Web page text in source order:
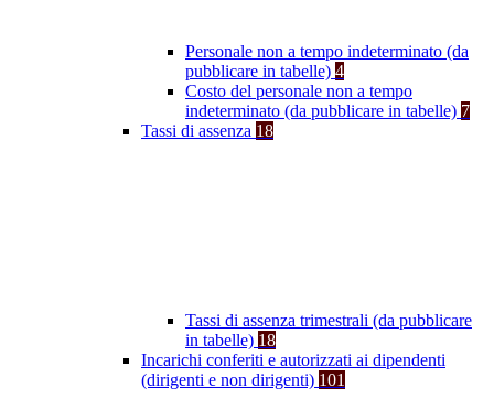
Personale non a tempo indeterminato (da
pubblicare in tabelle) 4
Costo del personale non a tempo
indeterminato (da pubblicare in tabelle) 7
Tassi di assenza 18
Tassi di assenza trimestrali (da pubblicare
in tabelle) 18
Incarichi conferiti e autorizzati ai dipendenti
(dirigenti e non dirigenti) 101